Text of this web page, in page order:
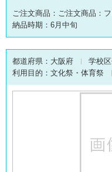
ご注文商品：ご注文商品：
納品時期：6月中旬
都道府県： 大阪府 学校区
利用目的： 文化祭・体育祭